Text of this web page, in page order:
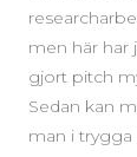
men här har
gjort pitch
Sedan kan
man i